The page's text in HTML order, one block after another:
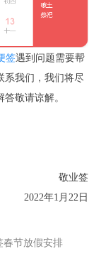
签遇到问题需要帮
系我们，我们将尽
敬请谅解。
敬业签
2022年1月22日
春节放假安排